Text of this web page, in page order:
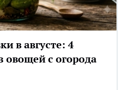
в августе: 4
овощей с огорода